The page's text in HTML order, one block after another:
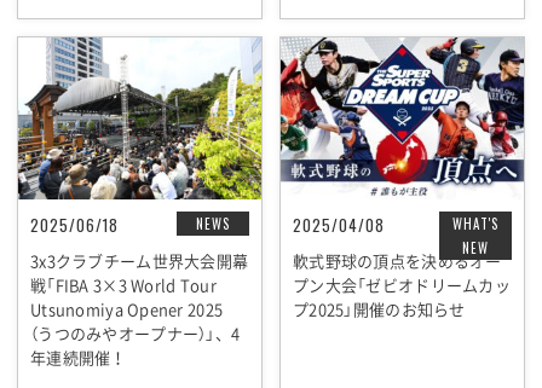
NEWS
2025/06/18
3x3クラブチーム世界大会開幕
戦「FIBA 3×3 World Tour
Utsunomiya Opener 2025
（うつのみやオープナー）」、4
年連続開催！
WHAT'S
NEW
2025/04/08
軟式野球の頂点を決めるオー
プン大会「ゼビオドリームカッ
プ2025」開催のお知らせ